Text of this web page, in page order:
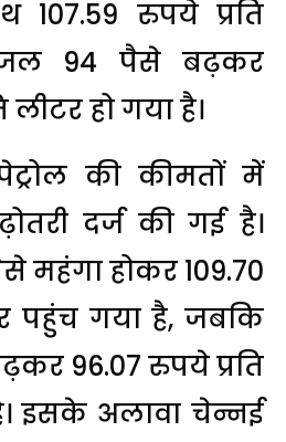
107.59 रुपये प्रति
94 पैसे बढ़कर
लीटर हो गया है।
की कीमतों में
दर्ज की गई है।
महंगा होकर 109.70
पहुंच गया है, जबकि
96.07 रुपये प्रति
इसके अलावा चेन्नई